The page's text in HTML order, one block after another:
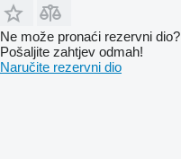
Ne može pronaći rezervni dio?
Pošaljite zahtjev odmah!
Naručite rezervni dio